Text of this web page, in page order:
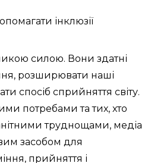
силою. Вони здатні
розширювати наші
спосіб сприйняття світу.
потребами та тих, хто
труднощами, медіа
засобом для
прийняття і